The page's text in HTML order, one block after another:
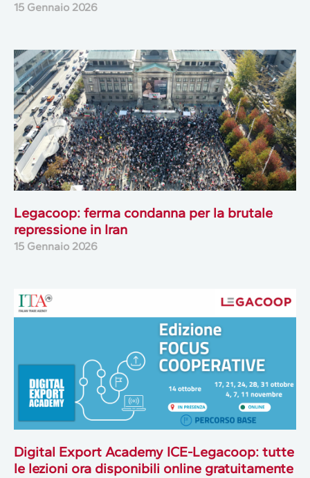
15 Gennaio 2026
Legacoop: ferma condanna per la brutale
repressione in Iran
15 Gennaio 2026
Digital Export Academy ICE-Legacoop: tutte
le lezioni ora disponibili online gratuitamente